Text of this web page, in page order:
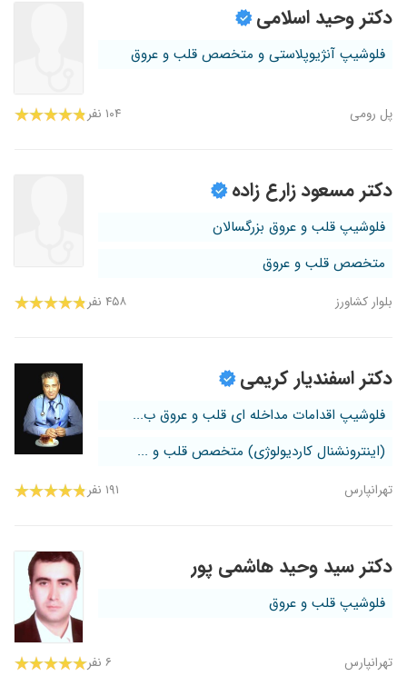
دکتر وحید اسلامی
فلوشیپ آنژیوپلاستی و متخصص قلب و عروق
پل رومی ۱۰۴ نفر
دکتر مسعود زارع زاده
فلوشیپ قلب و عروق بزرگسالان
متخصص قلب و عروق
بلوار کشاورز ۴۵۸ نفر
دکتر اسفندیار کریمی
فلوشیپ اقدامات مداخله ای قلب و عروق ب...
(اینترونشنال کاردیولوژی) متخصص قلب و ...
تهرانپارس ۱۹۱ نفر
دکتر سید وحید هاشمی پور
فلوشیپ قلب و عروق
تهرانپارس ۶ نفر